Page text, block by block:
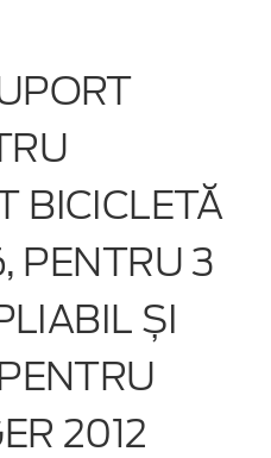
BICICLETĂ
PENTRU 3
ȘI
2012